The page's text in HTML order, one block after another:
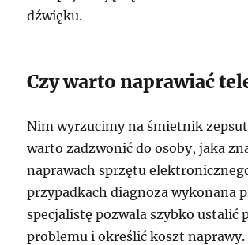
dźwięku.
Czy warto naprawiać
Nim wyrzucimy na śmietnik
warto zadzwonić do osoby, jaka
naprawach sprzętu
przypadkach diagnoza wykonana
specjalistę pozwala szybko ustalić
problemu i określić koszt naprawy.